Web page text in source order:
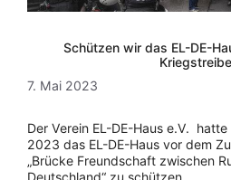
Schützen wir das EL-DE-
7. Mai 2023
Der Verein EL-DE-Haus e.V.
2023 das EL-DE-Haus vor dem
„Brücke Freundschaft zwischen